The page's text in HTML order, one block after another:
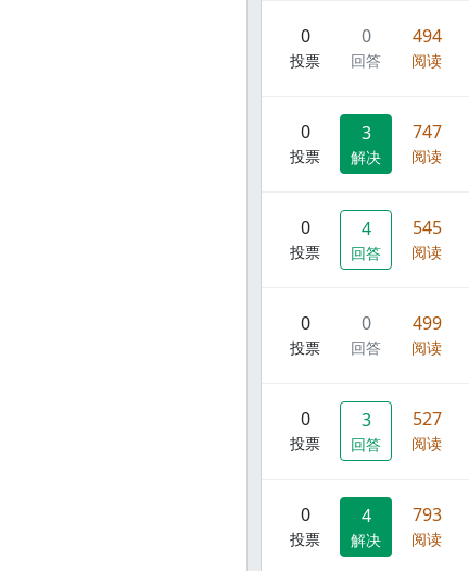
0
投票
0
回答
494
阅读
0
投票
3
解决
747
阅读
0
投票
4
回答
545
阅读
0
投票
0
回答
499
阅读
0
投票
3
回答
527
阅读
0
投票
4
解决
793
阅读